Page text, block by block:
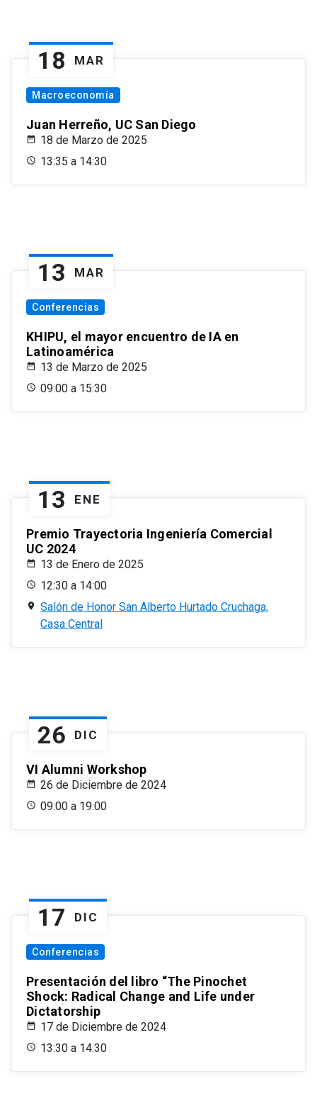
18 MAR
Macroeconomía
Juan Herreño, UC San Diego
18 de Marzo de 2025
13:35 a 14:30
13 MAR
Conferencias
KHIPU, el mayor encuentro de IA en
Latinoamérica
13 de Marzo de 2025
09:00 a 15:30
13 ENE
Premio Trayectoria Ingeniería Comercial
UC 2024
13 de Enero de 2025
12:30 a 14:00
Salón de Honor San Alberto Hurtado Cruchaga,
Casa Central
26 DIC
VI Alumni Workshop
26 de Diciembre de 2024
09:00 a 19:00
17 DIC
Conferencias
Presentación del libro “The Pinochet
Shock: Radical Change and Life under
Dictatorship
17 de Diciembre de 2024
13:30 a 14:30